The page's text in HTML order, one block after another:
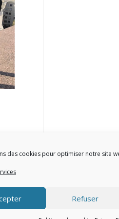
des cookies pour optimiser notre site
Refuser